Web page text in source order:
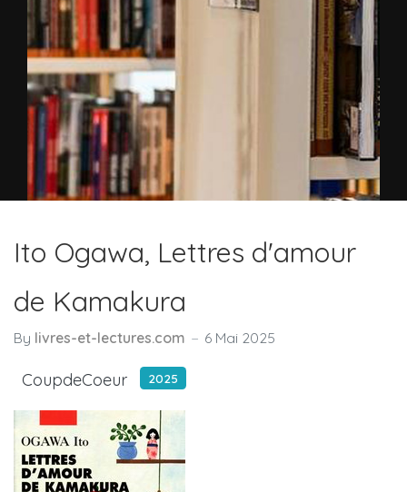
Ito Ogawa, Lettres d'amour
de Kamakura
By livres-et-lectures.com 6 Mai 2025
CoupdeCoeur 2025